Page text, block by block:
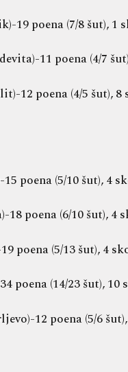
19 poena (7/8 šut), 1
11 poena (4/7
12 poena (4/5 šut),
poena (5/10 šut), 4
poena (6/10 šut), 4
poena (5/13 šut), 4
poena (14/23 šut), 10
12 poena (5/6